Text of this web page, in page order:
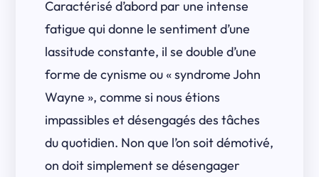
Caractérisé d’abord par une intense
fatigue qui donne le sentiment d’une
lassitude constante, il se double d’une
forme de cynisme ou « syndrome John
Wayne », comme si nous étions
impassibles et désengagés des tâches
du quotidien. Non que l’on soit démotivé,
on doit simplement se désengager